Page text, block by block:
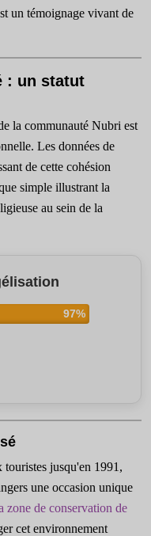
un témoignage vivant de
: un statut
la communauté Nubri est
Les données de
de cette cohésion
simple illustrant la
au sein de la
97%
jusqu'en 1991,
une occasion unique
zone de conservation de
cet environnement